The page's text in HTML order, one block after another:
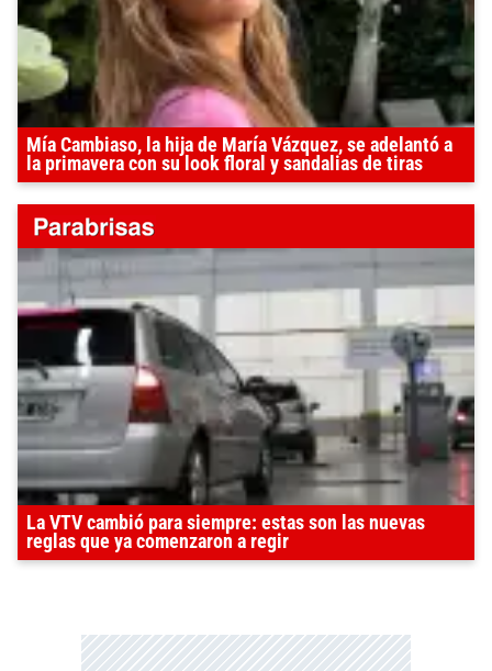
Mía Cambiaso, la hija de María Vázquez, se adelantó a
la primavera con su look floral y sandalias de tiras
La VTV cambió para siempre: estas son las nuevas
reglas que ya comenzaron a regir